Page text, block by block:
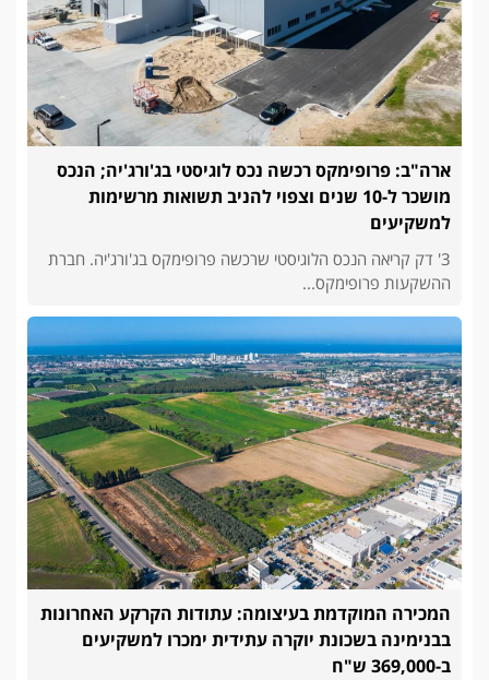
ארה"ב: פרופימקס רכשה נכס לוגיסטי בג'ורג'יה; הנכס
מושכר ל-10 שנים וצפוי להניב תשואות מרשימות
למשקיעים
3' דק קריאה הנכס הלוגיסטי שרכשה פרופימקס בג'ורג'יה. חברת
ההשקעות פרופימקס...
המכירה המוקדמת בעיצומה: עתודות הקרקע האחרונות
בבנימינה בשכונת יוקרה עתידית ימכרו למשקיעים
ב-369,000 ש"ח